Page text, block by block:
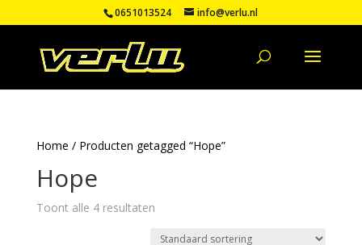
0651013524 info@verlu.nl
Home / Producten getagged “Hope”
Hope
Toont alle 4 resultaten